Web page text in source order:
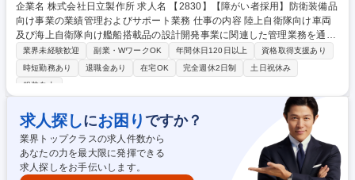
企業名 株式会社日立製作所 求人名 【2830】【障がい者採用】防衛装備品
向け事業の業績管理およびサポート業務 仕事の内容 陸上自衛隊向け車両
及び海上自衛隊向け艦船搭載品の設計開発事業に関連した管理業務を通じ
て、部門業績管理業務を担っていただきます。データの整理、議事録の作
成、会議の設定、書類作成など。 【職務詳細】上長のサポートを受けなが
ら以下の業務を遂行する。 ・部門予算策定および予算管理 ・コーポレー
う国の安全を支える製品に携わることができ、社会貢献ができる達成感が
得られるとともに、日立の技術に触れ、幅広いスキル・知見を深めていた
だくことができます。 募集職種 【2830】【障がい者採用】防衛装備品向
け事業の業績管理およびサポート業務
業界未経験歓迎 副業・WワークOK 年間休日120日以上
資格取得支援あり
時短勤務あり
退職金あり 在宅OK 完全週休2日制
土日祝休み
服装自由
求人探しにお困り ですか？
業界トップクラスの求人件数から
あなたの力を最大限に発揮できる
求人探しをお手伝いします。